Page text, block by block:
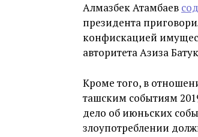
Алмазбек Атамбаев
президента
конфискацией
авторитета Азиза
Кроме того, в
ташским событиям
дело об июньских
злоупотреблении